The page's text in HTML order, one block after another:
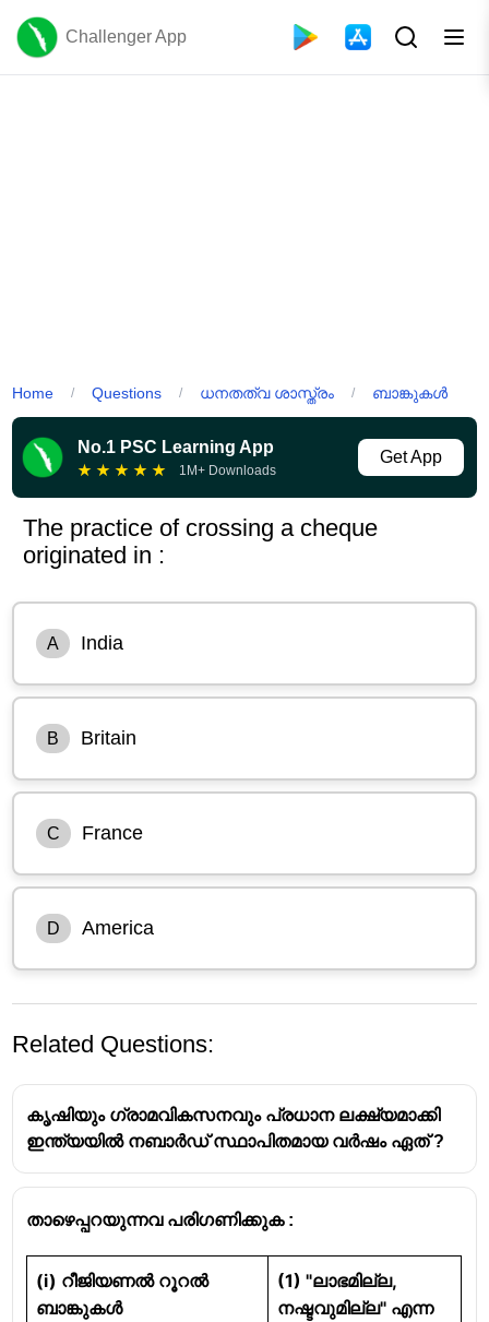
Challenger App
Home / Questions / ധനതത്വ ശാസ്ത്രം / ബാങ്കുകൾ
No.1 PSC Learning App
★ ★ ★ ★ ★ 1M+ Downloads
Get App
The practice of crossing a cheque
originated in :
A India
B Britain
C France
D America
Related Questions:
കൃഷിയും ഗ്രാമവികസനവും പ്രധാന ലക്ഷ്യമാക്കി
ഇന്ത്യയിൽ നബാർഡ് സ്ഥാപിതമായ വർഷം ഏത് ?
താഴെപ്പറയുന്നവ പരിഗണിക്കുക :
(i) റീജിയണൽ റൂറൽ
ബാങ്കുകൾ
(1) "ലാഭമില്ല,
നഷ്ടവുമില്ല" എന്ന